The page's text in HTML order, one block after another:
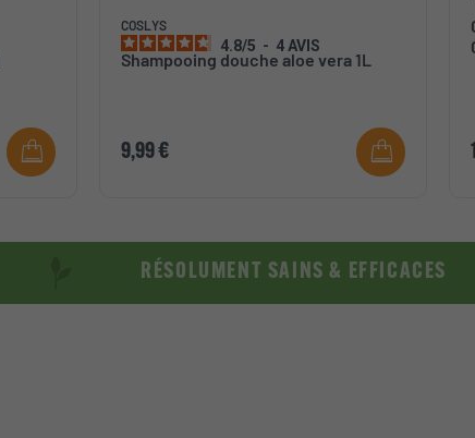
COSLYS
4.8/5 - 4 AVIS
Shampooing douche aloe vera 1L
9,99 €
RÉSOLUMENT SAINS & EFFICACES